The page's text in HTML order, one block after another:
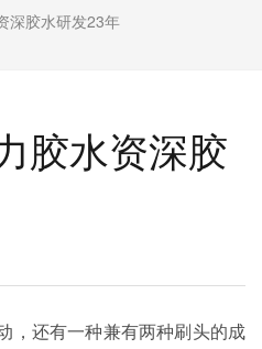
深胶水研发23年
胶水资深胶
，还有一种兼有两种刷头的成